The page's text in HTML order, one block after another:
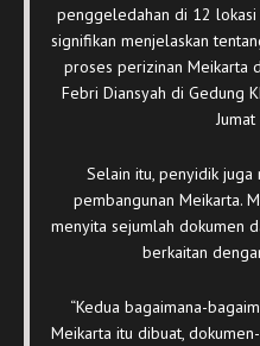
penggeledahan di 12
signifikan menjelaskan
proses perizinan Meikarta
Febri Diansyah di Gedung
Selain itu, penyidik
pembangunan Meikarta.
menyita sejumlah dokumen
berkaitan
“Kedua bagaimana-
Meikarta itu dibuat,